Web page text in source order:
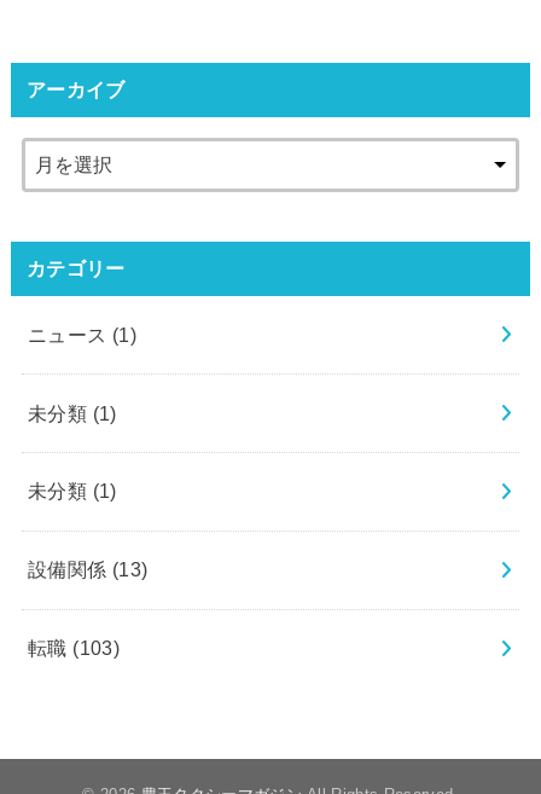
アーカイブ
カテゴリー
ニュース (1)
未分類 (1)
未分類 (1)
設備関係 (13)
転職 (103)